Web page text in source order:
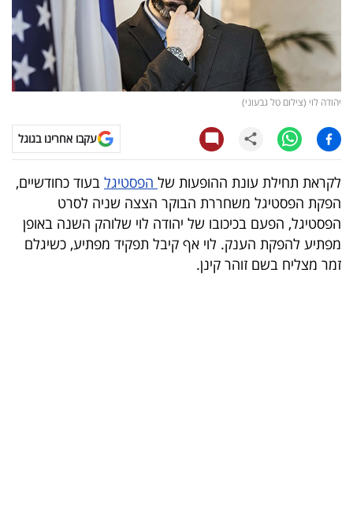
עסקית
טלוויזיה
עסקי
ספורט
קריירה
יהודה לוי (צילום טל גבעוני)
עקבו אחרינו בגוגל
לקראת תחילת עונת ההופעות של הפסטיגל בעוד כחודשיים,
הפקת הפסטיגל משחררת הבוקר הצצה שניה לסרט
הפסטיגל, הפעם בכיכובו של יהודה לוי שלוהק השנה באופן
מפתיע להפקת הענק. לוי אף קיבל תפקיד מפתיע, כשיגלם
זמר מצליח בשם זוהר קינן.